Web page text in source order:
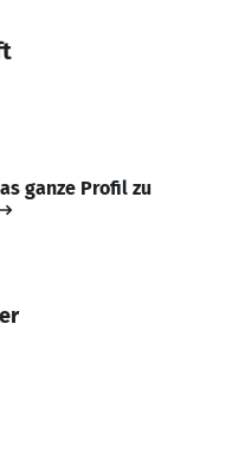
ganze Profil zu